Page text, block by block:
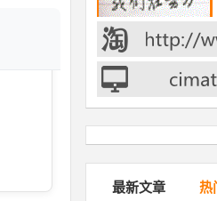
最新文章 热